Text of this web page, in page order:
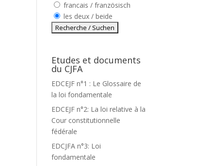
francais / französisch
les deux / beide
Etudes et documents
du CJFA
EDCEJF n°1 : Le Glossaire de
la loi fondamentale
EDCEJF n°2: La loi relative à la
Cour constitutionnelle
fédérale
EDCJFA n°3: Loi
fondamentale